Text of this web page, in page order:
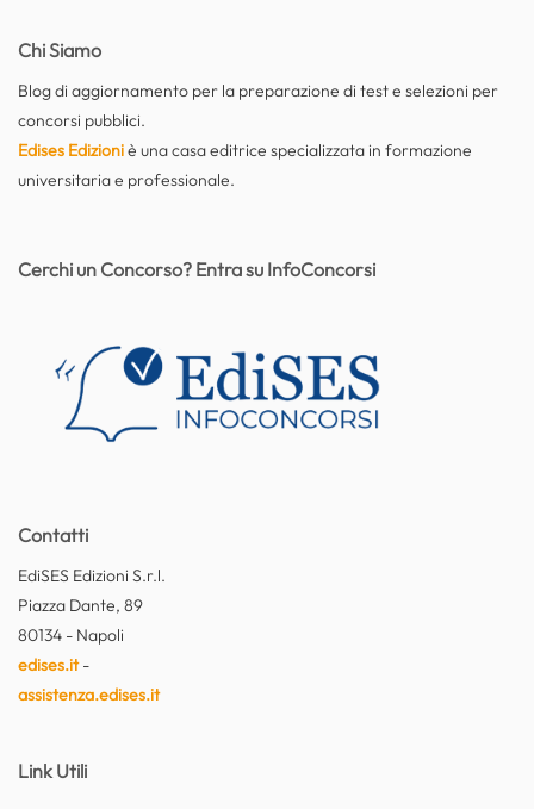
Chi Siamo
Blog di aggiornamento per la preparazione di test e selezioni per
concorsi pubblici.
Edises Edizioniè una casa editrice specializzata in formazione
universitaria e professionale.
Contatti
EdiSES Edizioni S.r.l.
Piazza Dante, 89
80134 - Napoli
edises.it-
assistenza.edises.it
Link Utili
Cerchi un Concorso? Entra su InfoConcorsi